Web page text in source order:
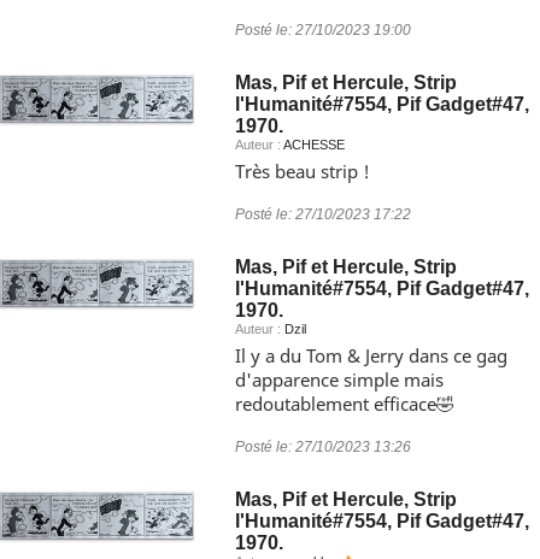
Posté le: 27/10/2023 19:00
Mas, Pif et Hercule, Strip
l'Humanité#7554, Pif Gadget#47,
1970.
Auteur : ACHESSE
Très beau strip !
Posté le: 27/10/2023 17:22
Mas, Pif et Hercule, Strip
l'Humanité#7554, Pif Gadget#47,
1970.
Auteur : Dzil
Il y a du Tom & Jerry dans ce gag
d'apparence simple mais
redoutablement efficace🤣
Posté le: 27/10/2023 13:26
Mas, Pif et Hercule, Strip
l'Humanité#7554, Pif Gadget#47,
1970.